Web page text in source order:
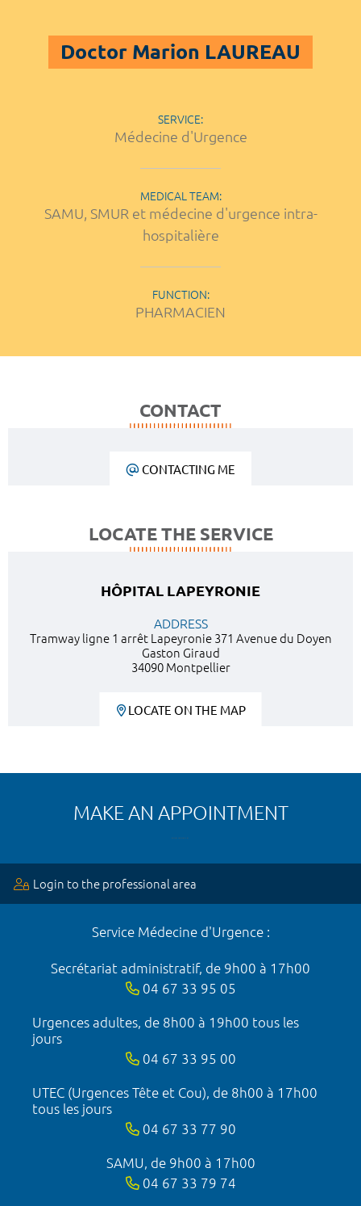
Doctor Marion LAUREAU
SERVICE:
Médecine d'Urgence
MEDICAL TEAM:
SAMU, SMUR et médecine d'urgence intra-
hospitalière
FUNCTION:
PHARMACIEN
CONTACT
CONTACTING ME
LOCATE THE SERVICE
HÔPITAL LAPEYRONIE
ADDRESS
Tramway ligne 1 arrêt Lapeyronie 371 Avenue du Doyen
Gaston Giraud
34090 Montpellier
LOCATE ON THE MAP
MAKE AN APPOINTMENT
Login to the professional area
Service Médecine d'Urgence :
Secrétariat administratif, de 9h00 à 17h00
04 67 33 95 05
Urgences adultes, de 8h00 à 19h00 tous les
jours
04 67 33 95 00
UTEC (Urgences Tête et Cou), de 8h00 à 17h00
tous les jours
04 67 33 77 90
SAMU, de 9h00 à 17h00
04 67 33 79 74